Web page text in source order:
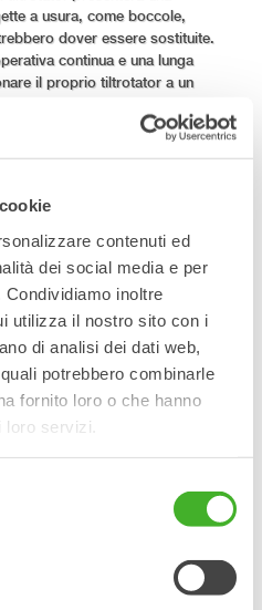
contenuti ed
dei social media e per
inoltre
utilizza il nostro sito con i
di analisi dei dati web,
potrebbero combinarle
fornito loro o che hanno
servizi.
a usura, come boccole,
dover essere sostituite.
continua e una lunga
il proprio tiltrotator a un
Steelwrist oppure contatta
servizio
una revisione approfondita